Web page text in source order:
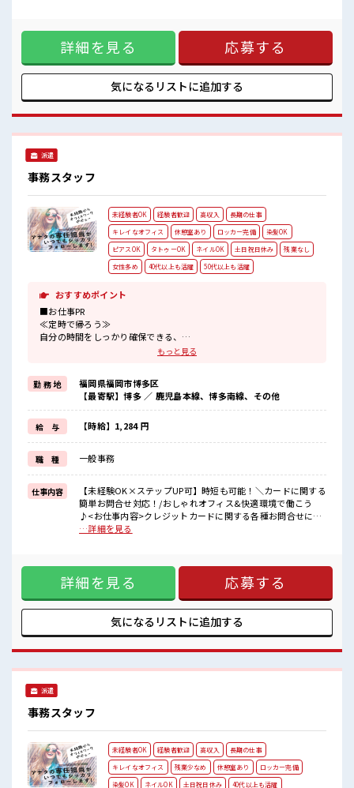
のんびりスマホチェック♪
≫ もちろん男性の応募も歓迎です！ ≪完全週休二日制≫ 週末
は家族や友人と一緒にプライベート満喫！ ≪初めての仕事だ
けど自分にもできそう≫ 新しいことにチャレンジするのは不
安だけど、 しっかり働く環境が整っています！ イチからスキ
ルUP・ステップUP目指していきましょう！ ≪自分に合った
期間で働ける≫ 福利厚生が整った派遣のお仕事です！ ■職場
仲間ともなじみやすい少人数の職場☆ 休憩室で自分タイム！
のんびりスマホチェック♪
詳細を見る 応募する
気になるリストに追加する
派遣
事務スタッフ
未経験者OK 経験者歓迎 高収入
長期の仕事
キレイなオフィス
休憩室あり ロッカー完備
染髪OK
ピアスOK
タトゥーOK ネイルOK 土日祝日休み
残業なし
女性多め
40代以上も活躍 50代以上も活躍
おすすめポイント
■お仕事PR
≪定時で帰ろう≫
自分の時間をしっかり確保できる、
もちろん男性の応募も歓迎です！
≪土日祝休のお仕事≫
家族や友人と一緒にプライベート満喫！
≪ヘアカラーOKで自由な雰囲気の職場≫
明るすぎたり奇抜でなければ基本的に自由！
(規定有)≪未経験の方も大カンゲイ≫
新しいことにチャレンジするのは不安だけど、
しっかり働く環境が整っています！
イチからスキルUP・ステップUP目指していきましょう！
■職場の雰囲気
女性が多い職場ですが男女は問いません！
応募お待ちしております！
休憩室完備でランチや休憩も充実しそう♪
もっと見る
勤 務 地
福岡県福岡市博多区
【最寄駅】博多 ／ 鹿児島本線、博多南線、その他
給 与 【時給】1,284 円
職 種 一般事務
仕事内容
【未経験OK×ステップUP可】時短も可能！＼カードに関する
簡単お問合せ対応！/おしゃれオフィス&快適環境で働こう
♪<お仕事内容>クレジットカードに関する各種お問合せにご
対応いただくお仕事です◎まずは簡単な内容からスタートし
てどこで確認できるの？・今月いくら使ったか知りたい！・
引っ越したので住所変更したい・カードをなくしたので止め
てほしい などお客様の問い合わせに対してチャットで対応
頂きます。慣れてきたら電話対応にもステップアップ！ ■お
仕事PR ≪定時で帰ろう≫ 自分の時間をしっかり確保できる、
残業基本ナシのお仕事♪ ≪女性も活躍できる職場≫ もちろん
一緒にプライベート満喫！ ≪ヘアカラーOKで自由な雰囲気の
職場≫ 明るすぎたり奇抜でなければ基本的に自由！ (規定
雰囲気 女性が多い職場ですが男女は問いません！ 応募お待ち
しております！ 髪型にこだわりのあるアナタは必見！ 髪型自
由な職場！ 休憩室完備でランチや休憩も充実しそう♪
…詳細を見る
詳細を見る 応募する
気になるリストに追加する
派遣
事務スタッフ
未経験者OK 経験者歓迎 高収入
長期の仕事
キレイなオフィス
残業少なめ 休憩室あり
ロッカー完備
染髪OK
ネイルOK 土日祝日休み
40代以上も活躍